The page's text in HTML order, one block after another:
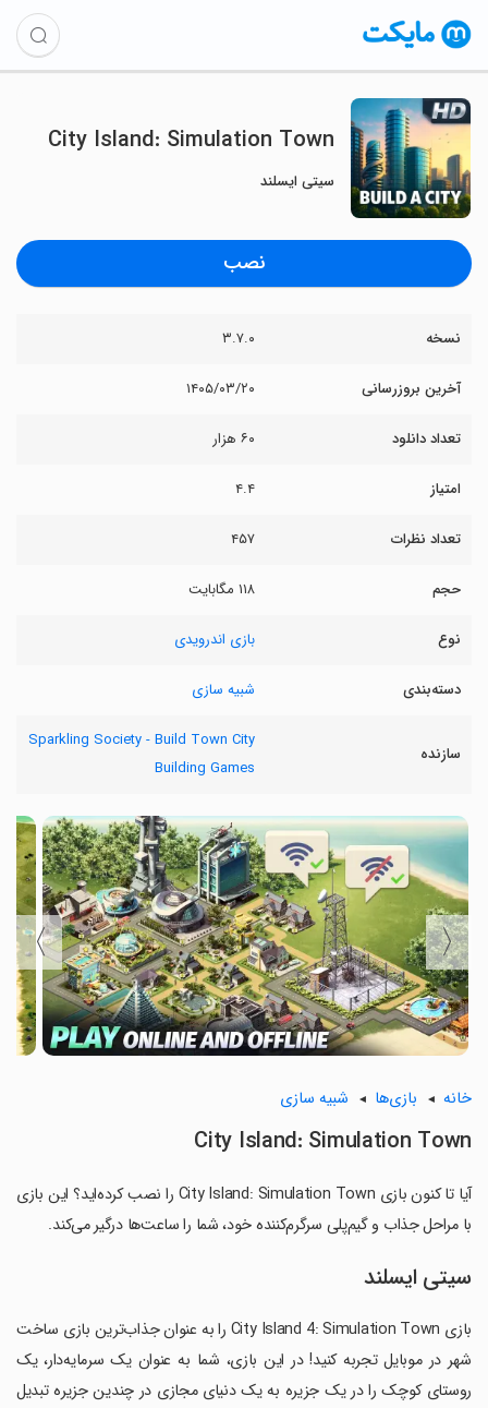
City Island: Simulation Town
سیتی ایسلند
نصب
نسخه ۳.۷.۰
آخرین بروزرسانی ۱۴۰۵/۰۳/۲۰
تعداد دانلود ۶۰ هزار
امتیاز ۴.۴
تعداد نظرات ۴۵۷
حجم ۱۱۸ مگابایت
نوع بازی اندرویدی
دسته‌بندی شبیه سازی
سازنده
Sparkling Society - Build Town City
Building Games
〈
〉
خانه بازی‌ها شبیه سازی
City Island: Simulation Town
آیا تا کنون بازی City Island: Simulation Town را نصب کرده‌اید؟ این بازی
با مراحل جذاب و گیم‌پلی سرگرم‌کننده خود، شما را ساعت‌ها درگیر می‌کند.
سیتی ایسلند
بازی City Island 4: Simulation Town را به عنوان جذاب‌ترین بازی ساخت
شهر در موبایل تجربه کنید! در این بازی، شما به عنوان یک سرمایه‌دار، یک
روستای کوچک را در یک جزیره به یک دنیای مجازی در چندین جزیره تبدیل